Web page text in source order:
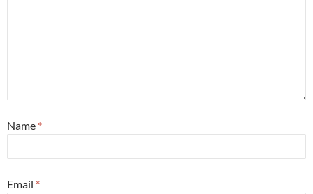
Name *
Email *